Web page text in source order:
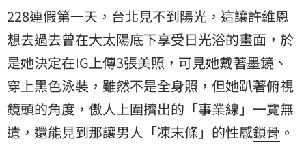
228連假第一天，台北見不到陽光，這讓許維恩
想去過去曾在大太陽底下享受日光浴的畫面，於
是她決定在IG上傳3張美照，可見她戴著墨鏡、
穿上黑色泳裝，雖然不是全身照，但她趴著俯視
鏡頭的角度，傲人上圍擠出的「事業線」一覽無
遺，還能見到那讓男人「凍末條」的性感鎖骨 。